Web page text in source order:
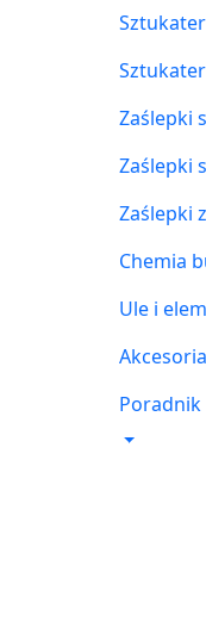
Zaślepki
Zaślepki
Zaślepki
Chemia
Ule i
Poradnik